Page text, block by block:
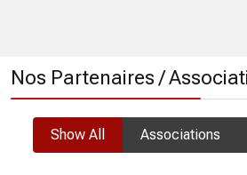
Nos Partenaires /
Show All Associations